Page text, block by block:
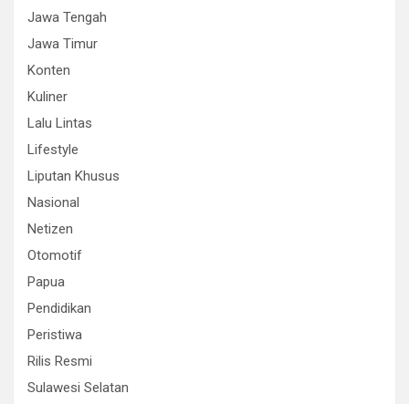
Jawa Tengah
Jawa Timur
Konten
Kuliner
Lalu Lintas
Lifestyle
Liputan Khusus
Nasional
Netizen
Otomotif
Papua
Pendidikan
Peristiwa
Rilis Resmi
Sulawesi Selatan